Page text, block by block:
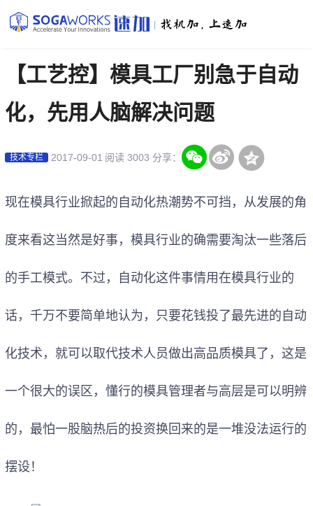
【工艺控】模具工厂别急于自动
化，先用人脑解决问题
技术专栏 2017-09-01 阅读 3003 分享：
现在模具行业掀起的 自动化热潮势不可挡，从发展的角
度来看这当然是好事，模具行业的确需要淘汰一些落后
的手工模式。不过，自动化这件事情用在模具行业的
话，千万不要简单地认为，只要花钱投了最先进的自动
化技术，就可以取代技术人员做出高品质模具了，这是
一个很大的误区，懂行的模具管理者与高层是可以明辨
的，最怕一股脑热后的投资换回来的是一堆没法运行的
摆设！